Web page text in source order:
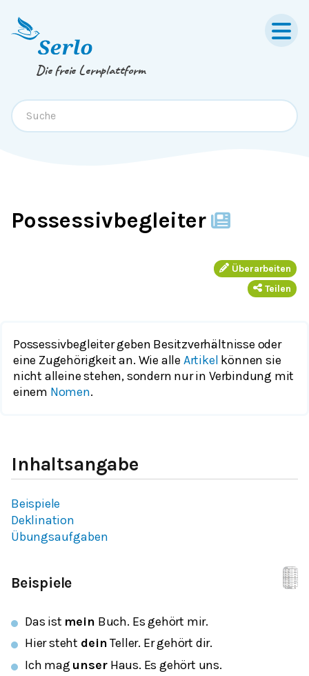
Springe zum
Die freie Lernplattform
Possessivbegleiter
Überarbeiten
Teilen
Possessivbegleiter geben Besitzverhältnisse oder
eine Zugehörigkeit an. Wie alle Artikel können sie
nicht alleine stehen, sondern nur in Verbindung mit
einem Nomen.
Inhaltsangabe
Beispiele
Deklination
Übungsaufgaben
Beispiele
Das ist mein Buch. Es gehört mir.
Hier steht deinTeller. Er gehört dir.
Ich mag unserHaus. Es gehört uns.